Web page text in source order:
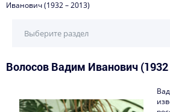
Иванович (1932 – 2013)
История ИЯФ
Выберите раздел
Волосов Вадим Иванович